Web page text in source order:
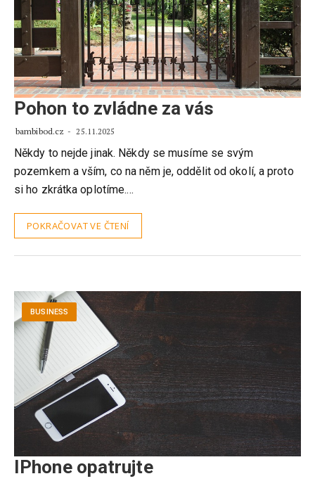
Pohon to zvládne za vás
bambibod.cz 25.11.2025
Někdy to nejde jinak. Někdy se musíme se svým
pozemkem a vším, co na něm je, oddělit od okolí, a proto
si ho zkrátka oplotíme.…
POKRAČOVAT VE ČTENÍ
BUSINESS
IPhone opatrujte